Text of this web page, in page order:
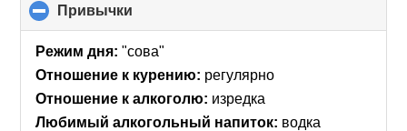
Привычки
to
collapse
Режим дня: "сова"
Отношение к курению: регулярно
Отношение к алкоголю: изредка
Любимый алкогольный напиток: водка